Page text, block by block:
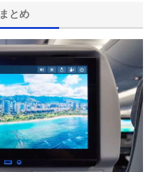
まとめ